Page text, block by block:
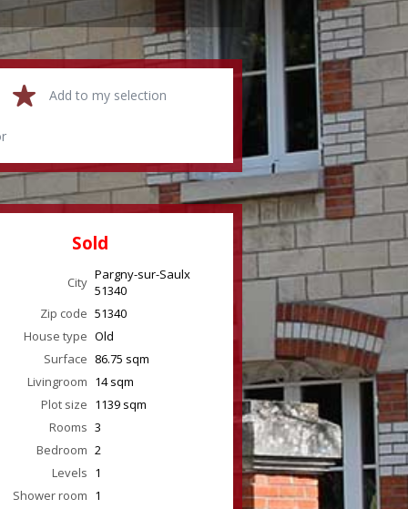
Add to my selection
Sold
City Pargny-sur-Saulx
51340
Zip code 51340
House type Old
Surface 86.75 sqm
Livingroom 14sqm
Plot size 1139 sqm
Rooms 3
Bedroom 2
Levels 1
Shower room 1